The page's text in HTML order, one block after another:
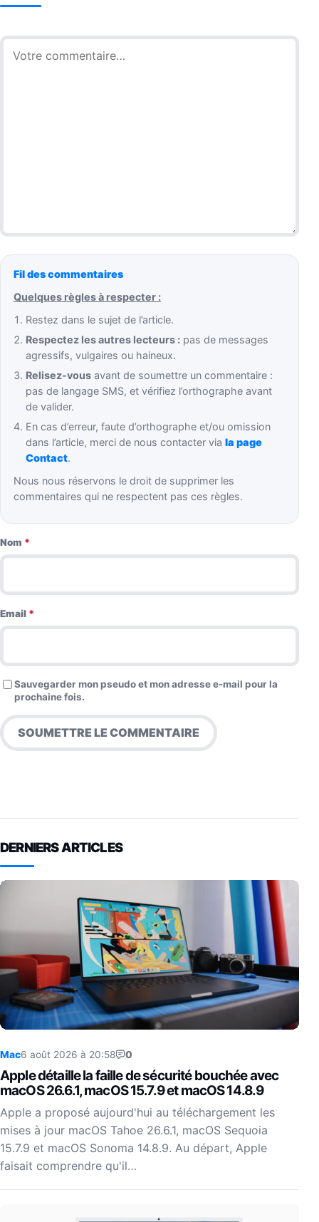
Commentaire
Fil des commentaires
Quelques règles à respecter :
Restez dans le sujet de l’article.
Respectez les autres lecteurs : pas de messages
agressifs, vulgaires ou haineux.
Relisez-vous avant de soumettre un commentaire :
pas de langage SMS, et vérifiez l’orthographe avant
de valider.
En cas d’erreur, faute d’orthographe et/ou omission
dans l’article, merci de nous contacter viala page
Contact.
Nous nous réservons le droit de supprimer les
commentaires qui ne respectent pas ces règles.
Nom *
Email *
Sauvegarder mon pseudo et mon adresse e-mail pour la
prochaine fois.
DERNIERS ARTICLES
Mac6 août 2026 à 20:58 0
Apple détaille la faille de sécurité bouchée avec
macOS 26.6.1, macOS 15.7.9 et macOS 14.8.9
Apple a proposé aujourd'hui au téléchargement les
mises à jour macOS Tahoe 26.6.1, macOS Sequoia
15.7.9 et macOS Sonoma 14.8.9. Au départ, Apple
faisait comprendre qu'il…